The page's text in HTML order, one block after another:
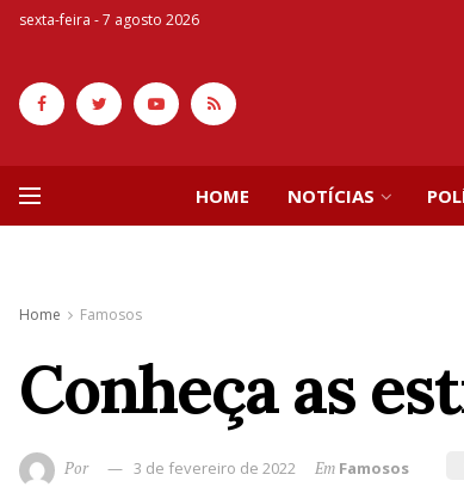
sexta-feira - 7 agosto 2026
HOME NOTÍCIAS
Home Famosos
Conheça as
Por 3 de fevereiro de 2022 Em Famosos